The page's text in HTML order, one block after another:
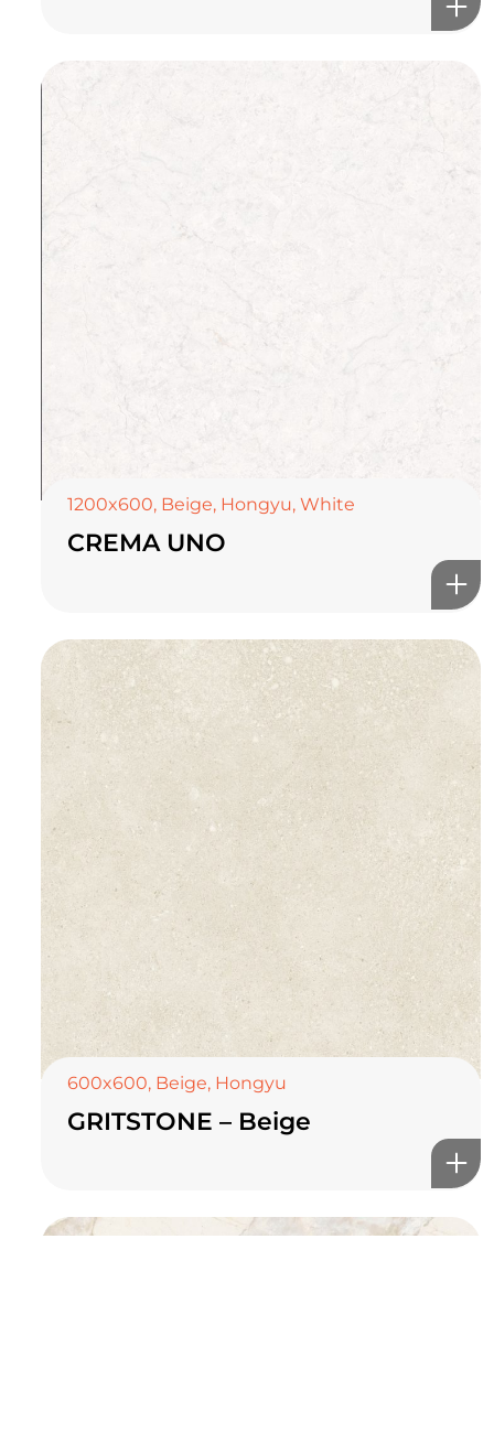
1200x600, Beige, Hongyu, White
CREMA UNO
600x600, Beige, Hongyu
GRITSTONE – Beige
TOP CERAMICS Байгалын өнгө тансаг
мэдрэмжийг таны орчинд
онлайн туслах